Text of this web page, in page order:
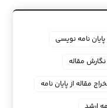
نامه نویسی
نگارش مقاله
مقاله از پایان نامه